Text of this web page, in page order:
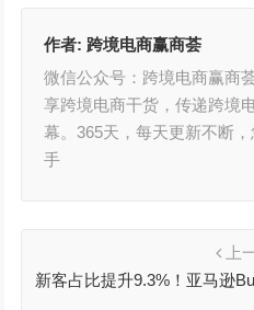
作者: 跨境电商赢商荟
微信公众号：跨境电商赢商
享跨境电商干货，传递跨境
幕。365天，每天更新不断
手
上
新客占比提升9.3%！亚马逊